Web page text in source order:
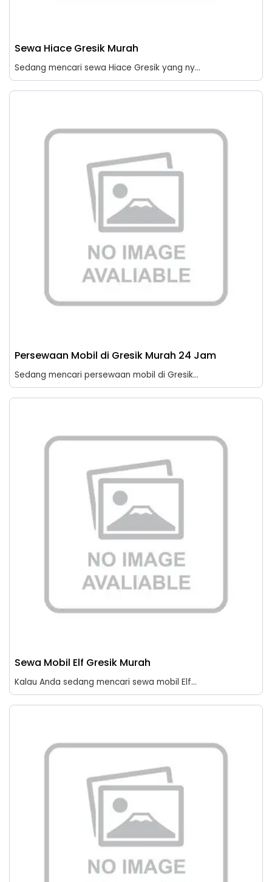
Sewa Hiace Gresik Murah
Sedang mencari sewa Hiace Gresik yang ny...
Persewaan Mobil di Gresik Murah 24 Jam
Sedang mencari persewaan mobil di Gresik...
Sewa Mobil Elf Gresik Murah
Kalau Anda sedang mencari sewa mobil Elf...